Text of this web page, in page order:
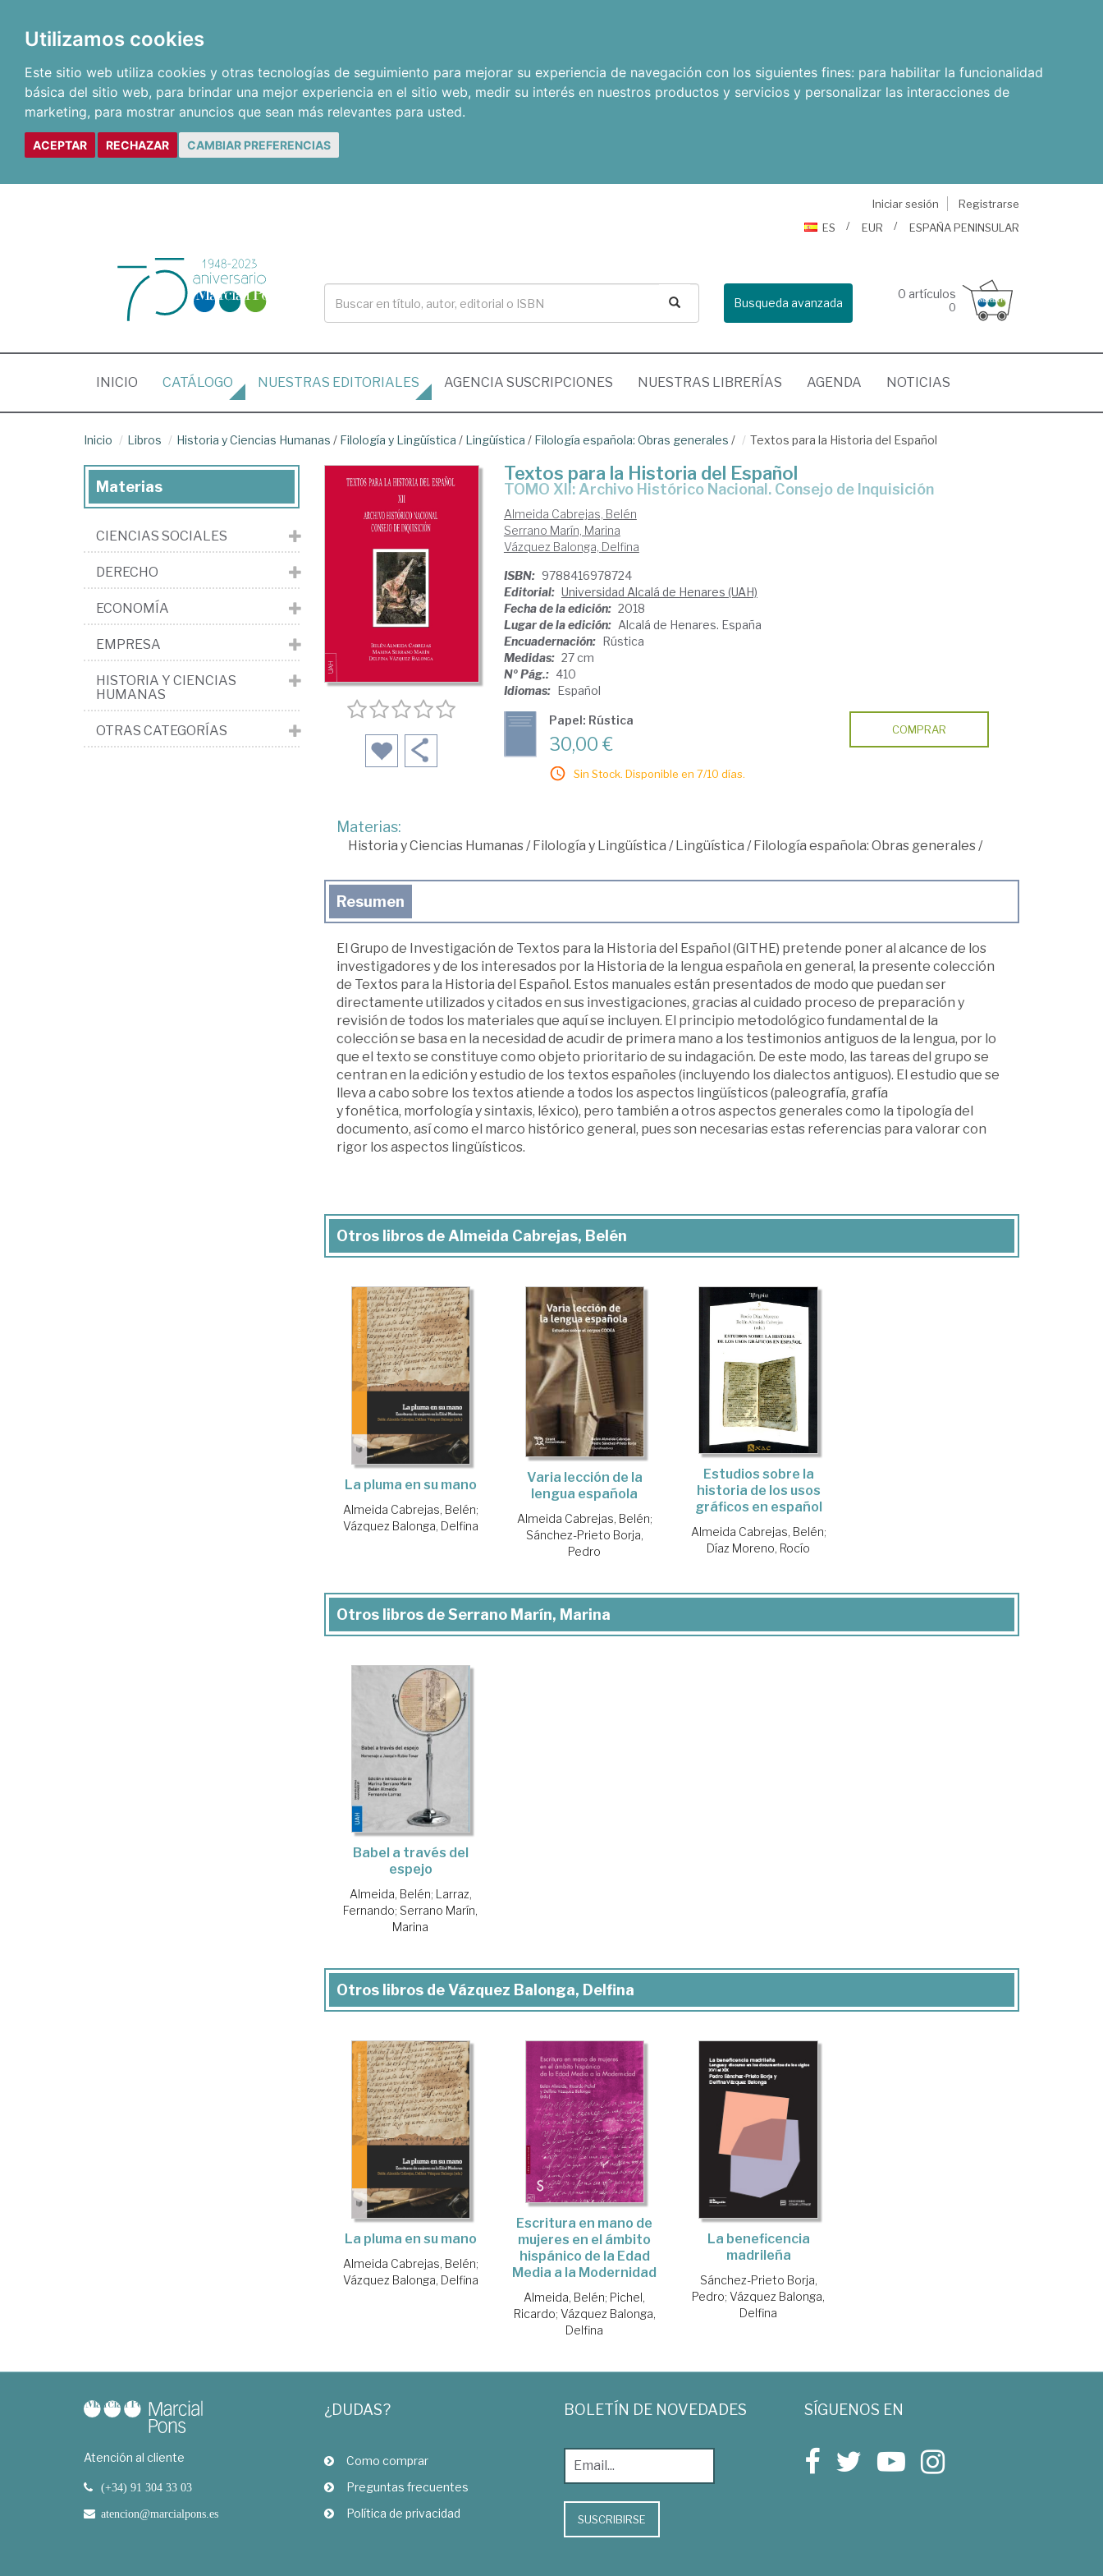
Utilizamos cookies
Este sitio web utiliza cookies y otras tecnologías de seguimiento para mejorar su experiencia de navegación con los siguientes fines: para habilitar la funcionalidad
básica del sitio web, para brindar una mejor experiencia en el sitio web, medir su interés en nuestros productos y servicios y personalizar las interacciones de
marketing, para mostrar anuncios que sean más relevantes para usted.
ACEPTAR RECHAZAR CAMBIAR PREFERENCIAS
Iniciar sesión
Registrarse
ES
EUR ESPAÑA PENINSULAR
Busqueda avanzada
0 artículos
0
INICIO (CURRENT)
CATÁLOGO NUESTRAS EDITORIALES AGENCIA SUSCRIPCIONES NUESTRAS LIBRERÍAS AGENDA NOTICIAS
Inicio Libros Historia y Ciencias Humanas / Filología y Lingüística / Lingüística / Filología española: Obras generales / Textos para la Historia del Español
Textos para la Historia del Español
TOMO XII: Archivo Histórico Nacional. Consejo de Inquisición
Almeida Cabrejas, Belén
Serrano Marín, Marina
Vázquez Balonga, Delfina
ISBN: 9788416978724
Editorial: Universidad Alcalá de Henares (UAH)
Fecha de la edición: 2018
Lugar de la edición: Alcalá de Henares. España
Encuadernación: Rústica
Medidas: 27 cm
Nº Pág.: 410
Idiomas: Español
Papel: Rústica
30,00 €
Sin Stock. Disponible en 7/10 días.
COMPRAR
Materias:
Historia y Ciencias Humanas/Filología y Lingüística /Lingüística /Filología española: Obras generales/
Resumen
El Grupo de Investigación de Textos para la Historia del Español (GITHE) pretende poner al alcance de los
investigadores y de los interesados por la Historia de la lengua española en general, la presente colección
de Textos para la Historia del Español. Estos manuales están presentados de modo que puedan ser
directamente utilizados y citados en sus investigaciones, gracias al cuidado proceso de preparación y
revisión de todos los materiales que aquí se incluyen. El principio metodológico fundamental de la
colección se basa en la necesidad de acudir de primera mano a los testimonios antiguos de la lengua, por lo
que el texto se constituye como objeto prioritario de su indagación. De este modo, las tareas del grupo se
centran en la edición y estudio de los textos españoles (incluyendo los dialectos antiguos). El estudio que se
lleva a cabo sobre los textos atiende a todos los aspectos lingüísticos (paleografía, grafía
y fonética, morfología y sintaxis, léxico), pero también a otros aspectos generales como la tipología del
documento, así como el marco histórico general, pues son necesarias estas referencias para valorar con
rigor los aspectos lingüísticos.
Otros libros de Almeida Cabrejas, Belén
La pluma en su mano
Almeida Cabrejas, Belén;
Vázquez Balonga, Delfina
Varia lección de la
lengua española
Almeida Cabrejas, Belén;
Sánchez-Prieto Borja,
Pedro
Estudios sobre la
historia de los usos
gráficos en español
Almeida Cabrejas, Belén;
Díaz Moreno, Rocío
Otros libros de Serrano Marín, Marina
Babel a través del
espejo
Almeida, Belén; Larraz,
Fernando; Serrano Marín,
Marina
Otros libros de Vázquez Balonga, Delfina
La pluma en su mano
Almeida Cabrejas, Belén;
Vázquez Balonga, Delfina
Escritura en mano de
mujeres en el ámbito
hispánico de la Edad
Media a la Modernidad
Almeida, Belén; Pichel,
Ricardo; Vázquez Balonga,
Delfina
La beneficencia
madrileña
Sánchez-Prieto Borja,
Pedro;Vázquez Balonga,
Delfina
Materias
CIENCIAS SOCIALES
DERECHO
ECONOMÍA
EMPRESA
HISTORIA Y CIENCIAS
HUMANAS
OTRAS CATEGORÍAS
Atención al cliente
(+34) 91 304 33 03
atencion@marcialpons.es
¿DUDAS?
Como comprar
Preguntas frecuentes
Política de privacidad
BOLETÍN DE NOVEDADES
SUSCRIBIRSE
SÍGUENOS EN